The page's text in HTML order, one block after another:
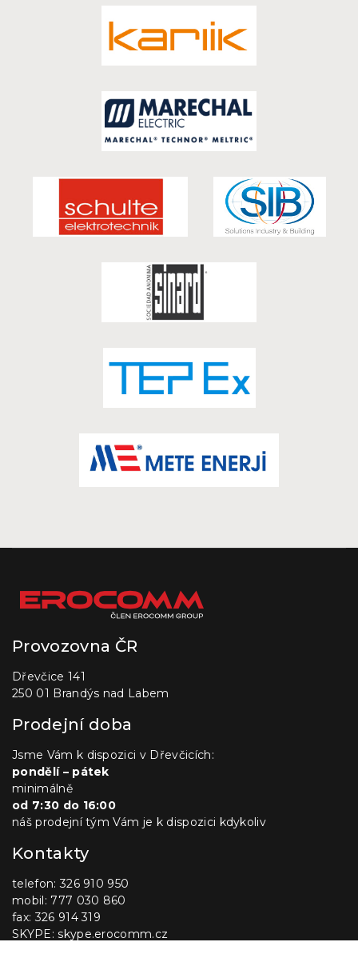
Provozovna ČR
Dřevčice 141
250 01 Brandýs nad Labem
Prodejní doba
Jsme Vám k dispozici v Dřevčicích:
pondělí – pátek
minimálně
od 7:30 do 16:00
náš prodejní tým Vám je k dispozici kdykoliv
Kontakty
telefon: 326 910 950
mobil: 777 030 860
fax: 326 914 319
SKYPE: skype.erocomm.cz